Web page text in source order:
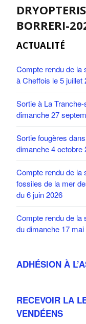
BORRERI-
ACTUALITÉ
Compte rendu de la
à Cheffois le 5 juillet
Sortie à La
dimanche 27
Sortie fougères
dimanche 4 octobre
Compte rendu de la
fossiles de la mer
du 6 juin 2026
Compte rendu de la
du dimanche 17 mai
ADHÉSION À
RECEVOIR LA
VENDÉENS